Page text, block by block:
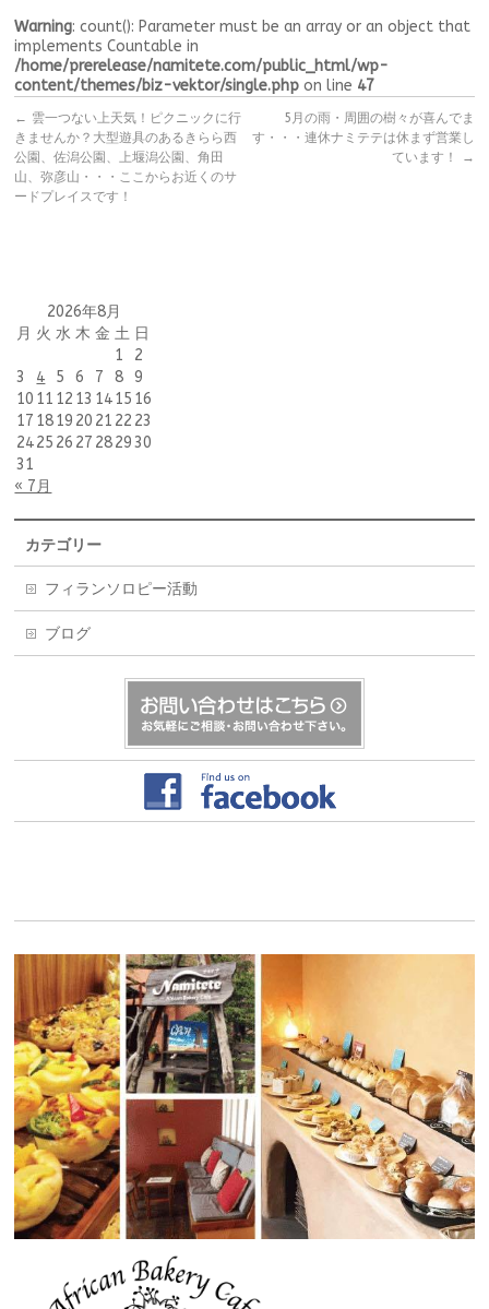
Warning: count(): Parameter must be an array or an object that
implements Countable in
/home/prerelease/namitete.com/public_html/wp-
content/themes/biz-vektor/single.php on line 47
← 雲一つない上天気！ピクニックに行
きませんか？大型遊具のあるきらら西
公園、佐潟公園、上堰潟公園、角田
山、弥彦山・・・ここからお近くのサ
ードプレイスです！
5月の雨・周囲の樹々が喜んでま
す・・・連休ナミテテは休まず営業し
ています！
→
2026年8月
月 火 水 木 金 土 日
1
2
3
4 5 6 7 8
9
10 11 12 13 1415 16
17 1819 20 21 22 23
2425 26 27 2829 30
31
« 7月
カテゴリー
フィランソロピー活動
ブログ